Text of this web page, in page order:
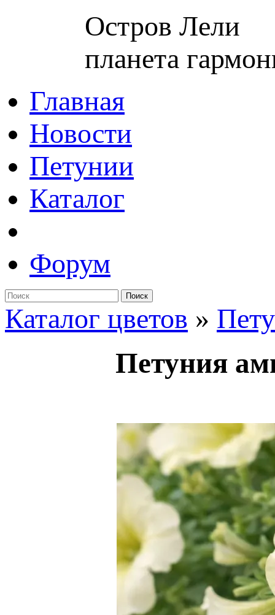
Остров Лели
планета
Главная
Новости
Петунии
Каталог
Форум
Поиск
Каталог цветов »
Петуния